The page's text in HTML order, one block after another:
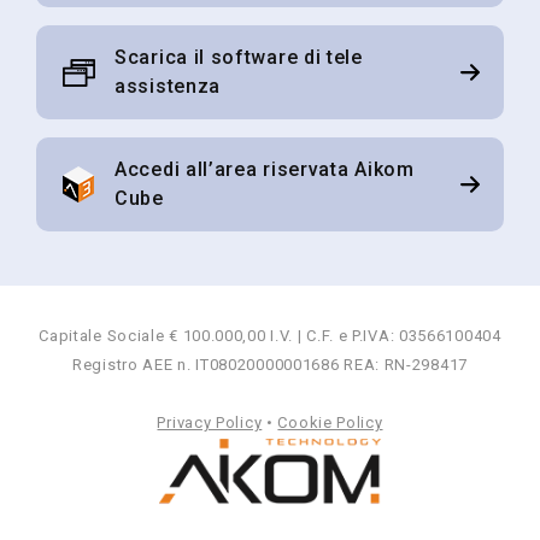
Scarica il software di tele
assistenza
Accedi all’area riservata Aikom
Cube
Capitale Sociale € 100.000,00 I.V. | C.F. e P.IVA: 03566100404
Registro AEE n. IT08020000001686 REA: RN-298417
Privacy Policy • Cookie Policy